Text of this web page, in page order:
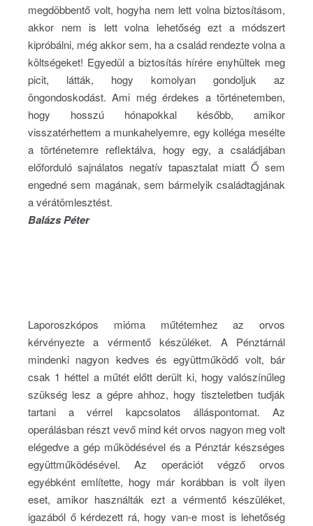
megdöbbentő volt, hogyha nem lett volna biztosításom,
akkor nem is lett volna lehetőség ezt a módszert
kipróbálni, még akkor sem, ha a család rendezte volna a
költségeket! Egyedül a biztosítás hírére enyhültek meg
picit, látták, hogy komolyan gondoljuk az
öngondoskodást. Ami még érdekes a történetemben,
hogy hosszú hónapokkal később, amikor
visszatérhettem a munkahelyemre, egy kolléga mesélte
a történetemre reflektálva, hogy egy, a családjában
előforduló sajnálatos negatív tapasztalat miatt Ő sem
engedné sem magának, sem bármelyik családtagjának
a vérátömlesztést.
Balázs Péter
Laporoszkópos mióma műtétemhez az orvos
kérvényezte a vérmentő készüléket. A Pénztárnál
mindenki nagyon kedves és együttműködő volt, bár
csak 1 héttel a műtét előtt derült ki, hogy valószínűleg
szükség lesz a gépre ahhoz, hogy tiszteletben tudják
tartani a vérrel kapcsolatos álláspontomat. Az
operálásban részt vevő mind két orvos nagyon meg volt
elégedve a gép működésével és a Pénztár készséges
együttműködésével. Az operációt végző orvos
egyébként említette, hogy már korábban is volt ilyen
eset, amikor használták ezt a vérmentő készüléket,
igazából ő kérdezett rá, hogy van-e most is lehetőség